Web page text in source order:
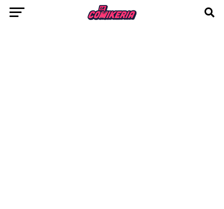
confirma finalmente su fecha de lanzamiento
para felicidad de los fans de los JRPG